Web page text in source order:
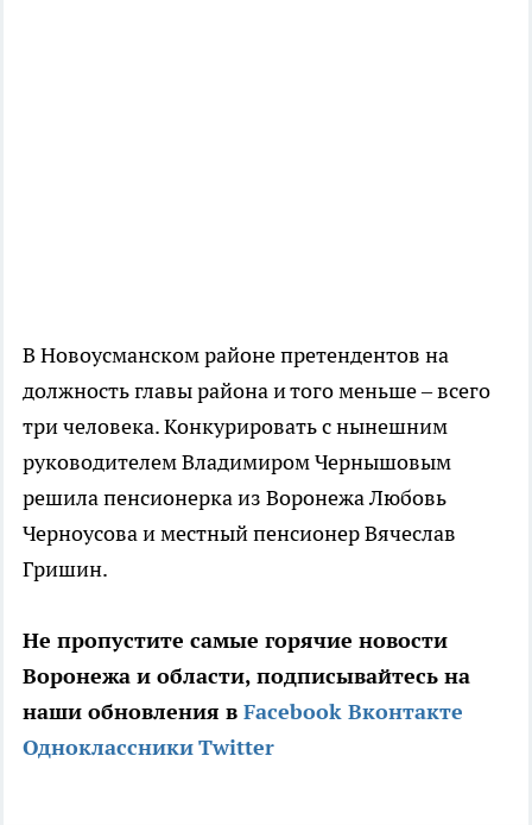
В Новоусманском районе претендентов на
должность главы района и того меньше – всего
три человека. Конкурировать с нынешним
руководителем Владимиром Чернышовым
решила пенсионерка из Воронежа Любовь
Черноусова и местный пенсионер Вячеслав
Гришин.
Не пропустите самые горячие новости
Воронежа и области, подписывайтесь на
наши обновления в Facebook Вконтакте
ОдноклассникиTwitter